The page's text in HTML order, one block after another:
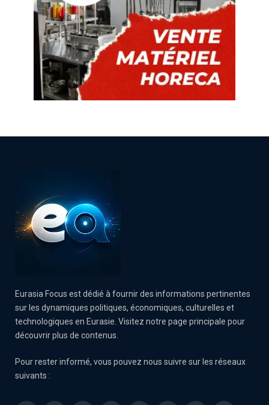
Eurasia Focus est dédié à fournir des informations pertinentes
sur les dynamiques politiques, économiques, culturelles et
technologiques en Eurasie. Visitez notre page principale pour
découvrir plus de contenus.
Pour rester informé, vous pouvez nous suivre sur les réseaux
suivants :